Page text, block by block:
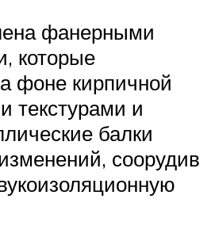
фанерными
которые
фоне кирпичной
текстурами и
балки
соорудив